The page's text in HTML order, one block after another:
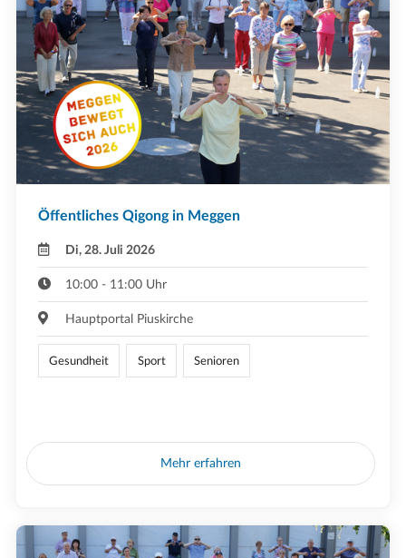
Öffentliches Qigong in Meggen
Di, 28. Juli 2026
10:00 - 11:00 Uhr
Hauptportal Piuskirche
Gesundheit Sport Senioren
Mehr erfahren